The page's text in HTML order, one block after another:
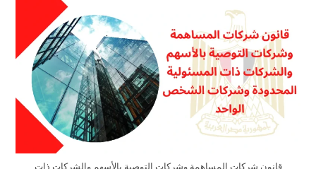
قانون شركات المساهمة وشركات التوصية بالأسهم والشركات ذات